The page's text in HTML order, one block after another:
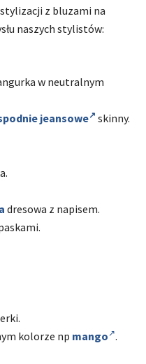
z bluzami na
naszych stylistów:
w neutralnym
jeansowe
skinny.
dresowa z napisem.
kolorze np mango .